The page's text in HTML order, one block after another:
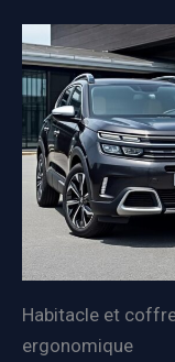
Habitacle et
ergonomique